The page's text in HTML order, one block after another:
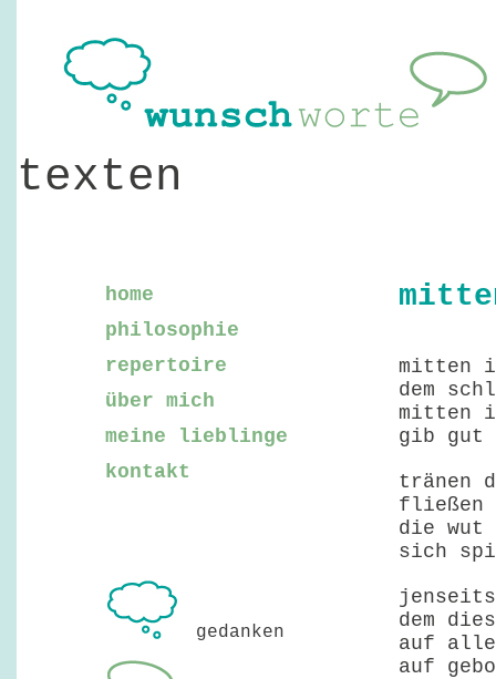
texten
home
philosophie
repertoire
über mich
meine lieblinge
kontakt
gedanken
mitten
dem
mitten
gib gut
tränen
fließen
die wut
sich
dem
auf
auf